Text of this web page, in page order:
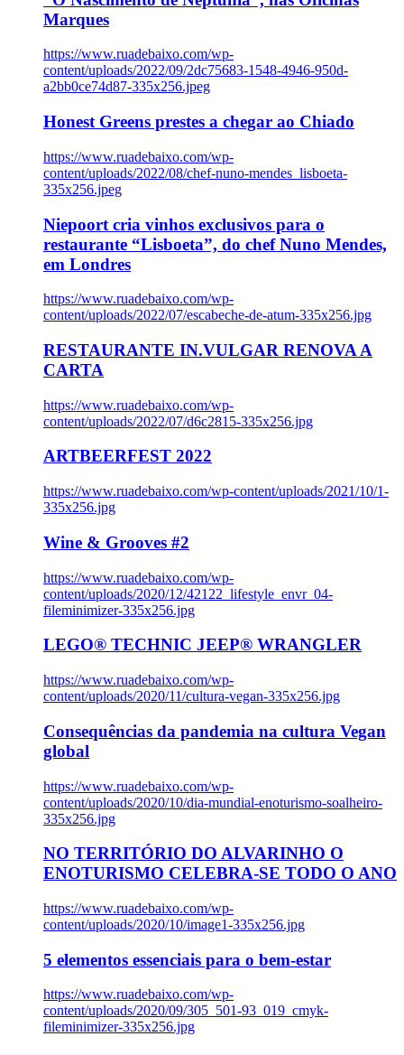
Marques
https://www.ruadebaixo.com/wp-
content/uploads/2022/09/2dc75683-1548-4946-950d-
a2bb0ce74d87-335x256.jpeg
Honest Greens prestes a chegar ao Chiado
https://www.ruadebaixo.com/wp-
content/uploads/2022/08/chef-nuno-mendes_lisboeta-
335x256.jpeg
Niepoort cria vinhos exclusivos para o
restaurante “Lisboeta”, do chef Nuno Mendes,
em Londres
https://www.ruadebaixo.com/wp-
content/uploads/2022/07/escabeche-de-atum-335x256.jpg
RESTAURANTE IN.VULGAR RENOVA A
CARTA
https://www.ruadebaixo.com/wp-
content/uploads/2022/07/d6c2815-335x256.jpg
ARTBEERFEST 2022
https://www.ruadebaixo.com/wp-content/uploads/2021/10/1-
335x256.jpg
Wine & Grooves #2
https://www.ruadebaixo.com/wp-
content/uploads/2020/12/42122_lifestyle_envr_04-
fileminimizer-335x256.jpg
LEGO® TECHNIC JEEP® WRANGLER
https://www.ruadebaixo.com/wp-
content/uploads/2020/11/cultura-vegan-335x256.jpg
Consequências da pandemia na cultura Vegan
global
https://www.ruadebaixo.com/wp-
content/uploads/2020/10/dia-mundial-enoturismo-soalheiro-
335x256.jpg
NO TERRITÓRIO DO ALVARINHO O
ENOTURISMO CELEBRA-SE TODO O ANO
https://www.ruadebaixo.com/wp-
content/uploads/2020/10/image1-335x256.jpg
5 elementos essenciais para o bem-estar
https://www.ruadebaixo.com/wp-
content/uploads/2020/09/305_501-93_019_cmyk-
fileminimizer-335x256.jpg